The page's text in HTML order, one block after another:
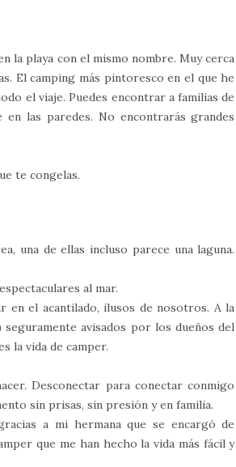
la playa con el mismo nombre. Muy cerca
El camping más pintoresco en el que he
el viaje. Puedes encontrar a familias de
las paredes. No encontrarás grandes
te congelas.
una de ellas incluso parece una laguna.
al mar.
en el acantilado, ilusos de nosotros. A la
avisados por los dueños del
la vida de camper.
Desconectar para conectar conmigo
sin prisas, sin presión y en familia.
a mi hermana que se encargó de
que me han hecho la vida más fácil y